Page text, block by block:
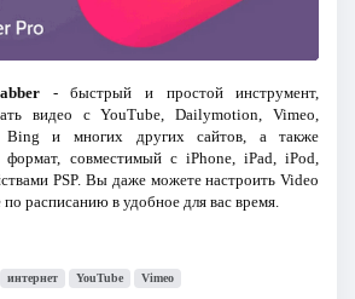
- быстрый и простой инструмент,
видео с YouTube, Dailymotion, Vimeo,
Bing и многих других сайтов, а также
формат, совместимый с iPhone, iPad, iPod,
PSP. Вы даже можете настроить Video
по расписанию в удобное для вас время.
интернет YouTube Vimeo